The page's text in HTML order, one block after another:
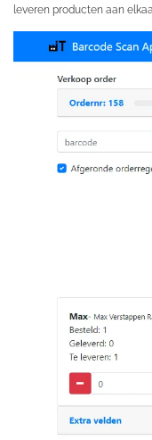
leveren producten aan